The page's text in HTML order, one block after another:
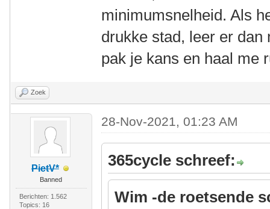
minimumsnelheid. Als
drukke stad, leer er
pak je kans en haal me
Zoek
PietV*
Banned
Berichten: 1.562
Topics: 16
28-Nov-2021, 01:23 AM
365cycle schreef:
Wim -de roetsende